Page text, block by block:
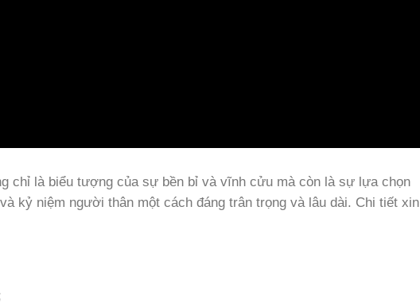
chỉ là biểu tượng của sự bền bỉ và vĩnh cửu mà còn là sự lựa chọn
kỷ niệm người thân một cách đáng trân trọng và lâu dài. Chi tiết xin